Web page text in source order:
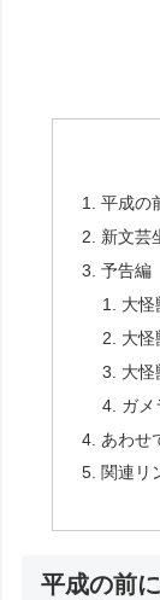
平成の
新文芸
予告編
大怪
大怪
大怪
ガメ
あわせ
関連リ
平成の前